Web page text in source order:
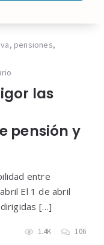
, pensiones,
las
pensión y
entre
El 1 de abril
[…]
1.4K 106